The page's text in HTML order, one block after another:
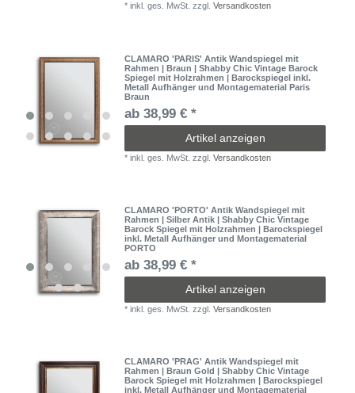
*inkl. ges. MwSt. zzgl.Versandkosten
CLAMARO 'PARIS' Antik Wandspiegel mit
Rahmen | Braun | Shabby Chic Vintage Barock
Spiegel mit Holzrahmen | Barockspiegel inkl.
Metall Aufhänger und Montagematerial Paris
Braun
ab 38,99 € *
Artikel anzeigen
*inkl. ges. MwSt. zzgl.Versandkosten
CLAMARO 'PORTO' Antik Wandspiegel mit
Rahmen | Silber Antik | Shabby Chic Vintage
Barock Spiegel mit Holzrahmen | Barockspiegel
inkl. Metall Aufhänger und Montagematerial
PORTO
ab 38,99 € *
Artikel anzeigen
*inkl. ges. MwSt. zzgl.Versandkosten
CLAMARO 'PRAG' Antik Wandspiegel mit
Rahmen | Braun Gold | Shabby Chic Vintage
Barock Spiegel mit Holzrahmen | Barockspiegel
inkl. Metall Aufhänger und Montagematerial